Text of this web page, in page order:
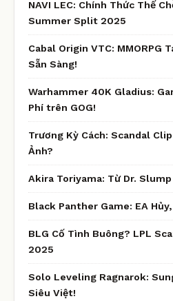
NAVI LEC: Chính Thức Thế
Summer Split 2025
Cabal Origin VTC: MMORPG
Sẵn Sàng!
Warhammer 40K Gladius:
Phí trên GOG!
Trương Kỳ Cách: Scandal
Ảnh?
Akira Toriyama: Từ Dr.
Black Panther Game: EA
BLG Cố Tình Buông? LPL
2025
Solo Leveling Ragnarok:
Siêu Việt!